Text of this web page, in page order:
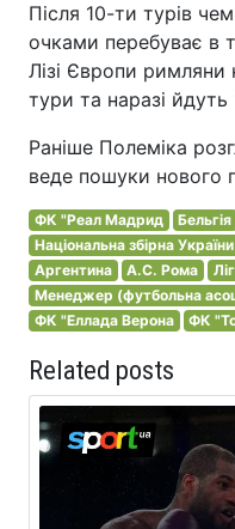
Після 10-ти турів
очками перебуває в
Лізі Європи
тури та наразі
Раніше Полеміка
веде пошуки нового
ФК "Реал Мадрид
Бельгія
Національна збірна
Аргентина
А.С. Рома
Менеджер (футбольна
ФК "Еллада Верона
ФК
Related posts